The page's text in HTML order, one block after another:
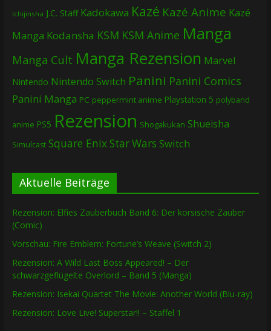
Ichijinsha J.C. Staff Kadokawa Kazé Kazé Anime Kazé
Manga Kodansha KSM KSM Anime Manga
Manga Cult Manga Rezension Marvel
Nintendo Nintendo Switch Panini Panini Comics
Panini Manga PC peppermint anime Playstation 5 polyband
anime PS5 Rezension Shogakukan Shueisha
Simulcast Square EnixStar Wars Switch
Aktuelle Beiträge
Rezension: Elfies Zauberbuch Band 6: Der korsische Zauber
(Comic)
Vorschau: Fire Emblem: Fortune’s Weave (Switch 2)
Rezension: A Wild Last Boss Appeared! – Der
schwarzgeflügelte Overlord – Band 5 (Manga)
Rezension: Isekai Quartet The Movie: Another World (Blu-ray)
Rezension: Love Live! Superstar!! – Staffel 1